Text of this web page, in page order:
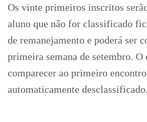
Os vinte primeiros inscritos
aluno que não for classificado
de remanejamento e poderá ser
primeira semana de setembro. O
comparecer ao primeiro
automaticamente desclassificado.